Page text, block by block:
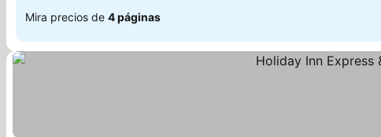
Mira precios de 4 páginas